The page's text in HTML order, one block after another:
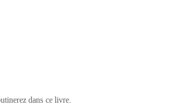
dans ce livre.